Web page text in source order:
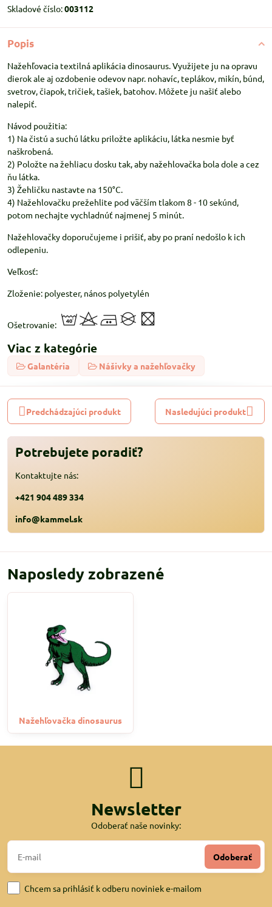
Skladové číslo:003112
Popis
Nažehľovacia textilná aplikácia dinosaurus. Využijete ju na opravu
dierok ale aj ozdobenie odevov napr. nohavíc, teplákov, mikín, búnd,
svetrov, čiapok, tričiek, tašiek, batohov. Môžete ju našiť alebo
nalepiť.
Návod použitia:
1) Na čistú a suchú látku priložte aplikáciu, látka nesmie byť
naškrobená.
2) Položte na žehliacu dosku tak, aby nažehlovačka bola dole a cez
ňu látka.
3) Žehličku nastavte na 150°C.
4) Nažehlovačku prežehlite pod väčším tlakom 8 - 10 sekúnd,
potom nechajte vychladnúť najmenej 5 minút.
Nažehlovačky doporučujeme i prišiť, aby po praní nedošlo k ich
odlepeniu.
Veľkosť:
Zloženie: polyester, nános polyetylén
Ošetrovanie:
Viac z kategórie
Galantéria Nášivky a nažehľovačky
Predchádzajúci produkt Nasledujúci produkt
Potrebujete poradiť?
Kontaktujte nás:
+421 904 489 334
info@kammel.sk
Naposledy zobrazené
Nažehľovačka dinosaurus
Newsletter
Odoberať naše novinky:
Odoberať
Chcem sa prihlásiť k odberu noviniek e-mailom